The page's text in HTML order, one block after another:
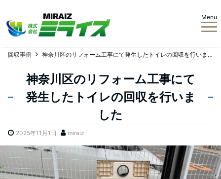
Menu
回収事例 神奈川区のリフォーム工事にて発生したトイレの回収を行いました
神奈川区のリフォーム工事にて
発生したトイレの回収を行いま
した
2025年11月1日 miraiz